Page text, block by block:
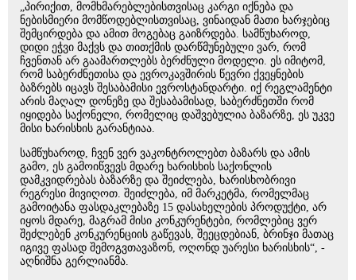
„პირიქით, მომხმარებლებისთვისაც კარგი იქნება და
ნებისმიერი მომწოდებლისთვისაც, ვინაიდან მათი ხარჯებიც
შემცირდება და ამით მოგებაც გაიზრდება. სამწუხაროდ,
დიდი ეჭვი მაქვს და თითქმის დარწმუნებული ვარ, რომ
ჩვენთან არ გაამართლებს ბერძნული მოდელი. ეს იმიტომ,
რომ საბერძნეთისა და ევროკავშირის წევრი ქვეყნების
ბაზრებს იცავს შესაბამისი ევროსტანდარტი. იქ რეგლამენტი
არის მაღალ დონეზე და შესაბამისად, საბერძნეთში რომ
იყიდება საქონელი, რომელიც დაშვებულია ბაზარზე, ეს უკვე
მისი ხარისხის გარანტიაა.
სამწუხაროდ, ჩვენ ვერ ვაკონტროლებთ ბაზარს და ამის
გამო, ეს გამოიწვევს მდარე ხარისხის საქონლის
დამკვიდრებას ბაზარზე და შეიძლება, ხარისხობრივი
რეგრესი მივიღოთ. შეიძლება, იმ მარკეტმა, რომელმაც
გამოიტანა ფასდაკლებაზე 15 დასახელების პროდუქტი, არ
იყოს მდარე, მაგრამ მისი კონკურენტები, რომლებიც ვერ
შეძლებენ კონკურენციის გაწევას, შეეცდებიან, ბრინჯი მათაც
იგივე ფასად შემოგვთავაზონ, ოღონდ უარესი ხარისხის“, -
აღნიშნა გერლიანმა.